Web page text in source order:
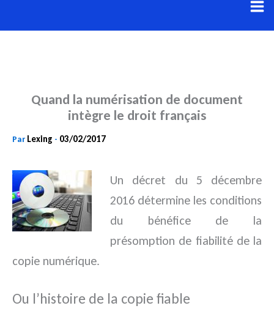
au
Quand la numérisation de document
intègre le droit français
Par Lexing - 03/02/2017
Un décret du 5 décembre
2016 détermine les conditions
du bénéfice de la
présomption de fiabilité de la
copie numérique.
Ou l’histoire de la copie fiable